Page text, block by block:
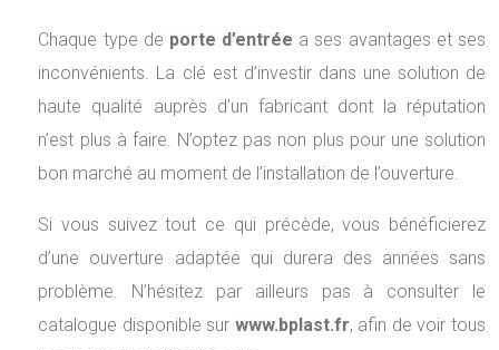
Chaque type de porte d’entrée a ses avantages et ses
inconvénients. La clé est d’investir dans une solution de
haute qualité auprès d’un fabricant dont la réputation
n’est plus à faire. N’optez pas non plus pour une solution
bon marché au moment de l’installation de l’ouverture.
Si vous suivez tout ce qui précède, vous bénéficierez
d’une ouverture adaptée qui durera des années sans
problème. N’hésitez par ailleurs pas à consulter le
catalogue disponible sur www.bplast.fr, afin de voir tous